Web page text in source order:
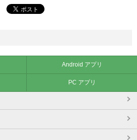
Android アプリ
PC アプリ